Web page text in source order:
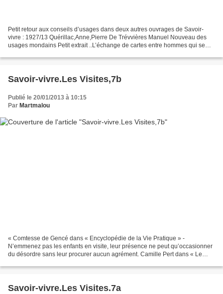
Petit retour aux conseils d’usages dans deux autres ouvrages de Savoir-
vivre : 1927/13 Quérillac,Anne,Pierre De Trévvières Manuel Nouveau des
usages mondains Petit extrait ..L’échange de cartes entre hommes qui se
Savoir-vivre.Les Visites,7b
Publié le 20/01/2013 à 10:15
Par Martmalou
« Comtesse de Gencé dans « Encyclopédie de la Vie Pratique » -
N’emmenez pas les enfants en visite, leur présence ne peut qu’occasionner
du désordre sans leur procurer aucun agrément. Camille Pert dans « Le
Savoir-vivre.Les Visites.7a